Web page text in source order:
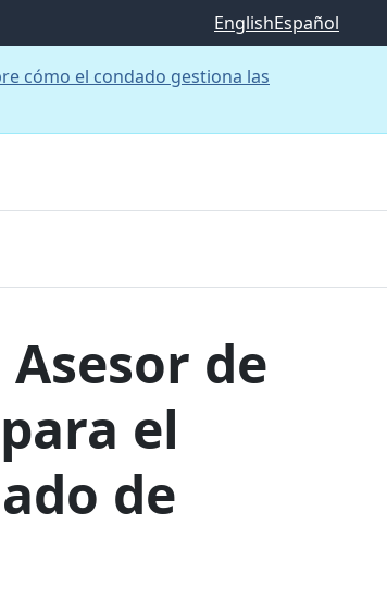
EnglishEspañol
cómo el condado gestiona las
de
el
de